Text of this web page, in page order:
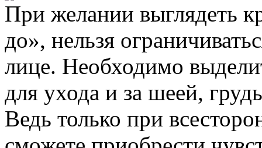
При желании выглядеть
до», нельзя
лице. Необходимо
для ухода и за шеей,
Ведь только при